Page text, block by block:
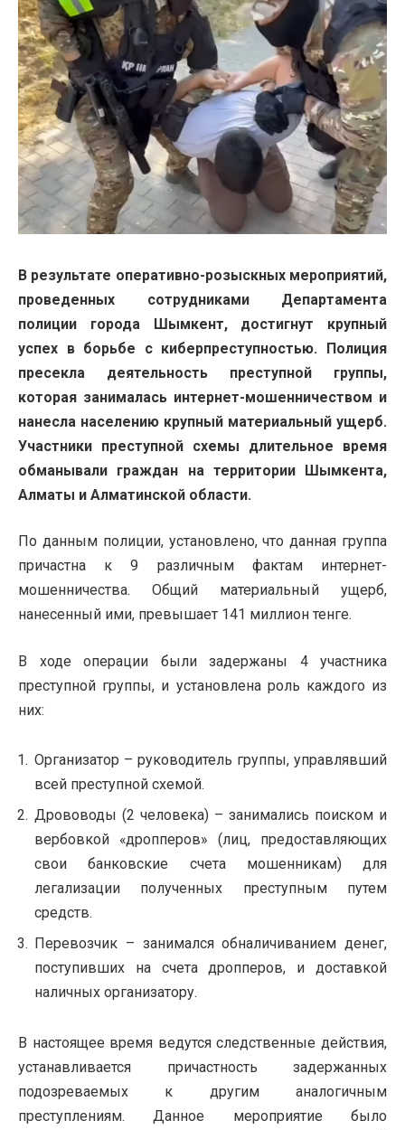
В результате оперативно-розыскных мероприятий,
проведенных сотрудниками Департамента
полиции города Шымкент, достигнут крупный
успех в борьбе с киберпреступностью. Полиция
пресекла деятельность преступной группы,
которая занималась интернет-мошенничеством и
нанесла населению крупный материальный ущерб.
Участники преступной схемы длительное время
обманывали граждан на территории Шымкента,
Алматы и Алматинской области.
По данным полиции, установлено, что данная группа
причастна к 9 различным фактам интернет-
мошенничества. Общий материальный ущерб,
нанесенный ими, превышает 141 миллион тенге.
В ходе операции были задержаны 4 участника
преступной группы, и установлена роль каждого из
них:
Организатор – руководитель группы, управлявший
всей преступной схемой.
Дрововоды (2 человека) – занимались поиском и
вербовкой «дропперов» (лиц, предоставляющих
свои банковские счета мошенникам) для
легализации полученных преступным путем
средств.
Перевозчик – занимался обналичиванием денег,
поступивших на счета дропперов, и доставкой
наличных организатору.
В настоящее время ведутся следственные действия,
устанавливается причастность задержанных
подозреваемых к другим аналогичным
преступлениям. Данное мероприятие было